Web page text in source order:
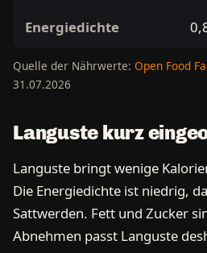
Energiedichte
Quelle der Nährwerte: Open Food
31.07.2026
Languste kurz
Languste bringt wenige
Die Energiedichte ist niedrig,
Sattwerden. Fett und Zucker
Abnehmen passt Languste